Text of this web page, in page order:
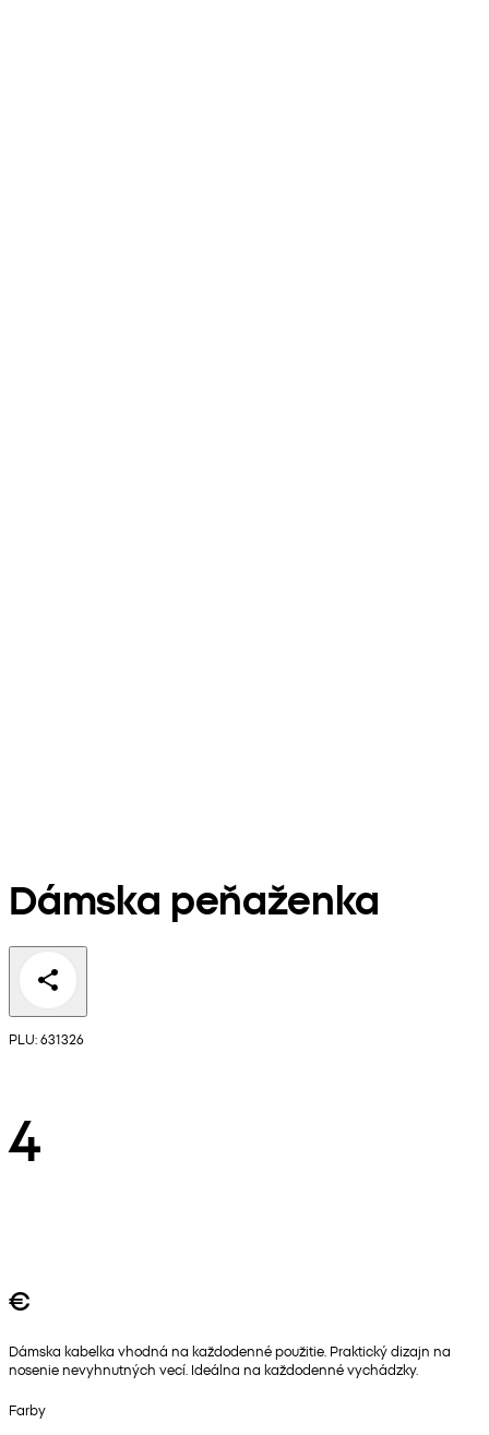
Dámska peňaženka
PLU: 631326
4
€
Dámska kabelka vhodná na každodenné použitie. Praktický dizajn na
nosenie nevyhnutných vecí. Ideálna na každodenné vychádzky.
Farby